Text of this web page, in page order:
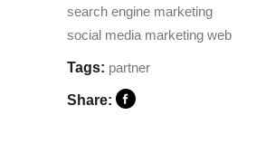
search engine marketing
social media marketing web
Tags: partner
Share: